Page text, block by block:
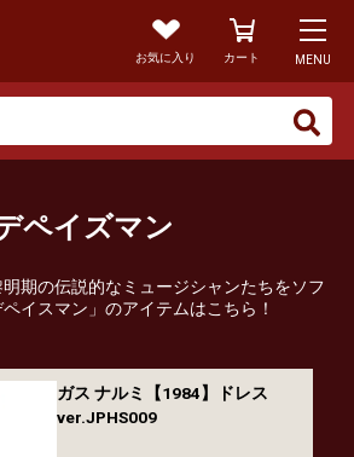
お気に入り カート MENU
ペイズマン
期の伝説的なミュージシャンたちをソフ
イスマン」のアイテムはこちら！
ガス ナルミ【1984】ドレス
ver.JPHS009